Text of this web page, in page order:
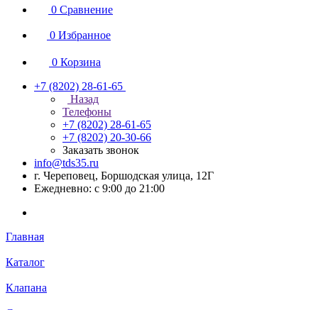
0 Сравнение
0 Избранное
0 Корзина
+7 (8202) 28‑61-65
Назад
Телефоны
+7 (8202) 28‑61-65
+7 (8202) 20‑30-66
Заказать звонок
info@tds35.ru
г. Череповец, Боршодская улица, 12Г
Ежедневно: с 9:00 до 21:00
Главная
Каталог
Клапана